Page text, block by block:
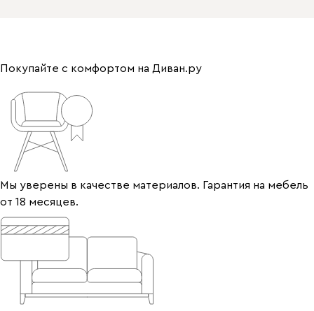
Покупайте с комфортом на Диван.ру
Мы уверены в качестве материалов. Гарантия на мебель
от 18 месяцев.